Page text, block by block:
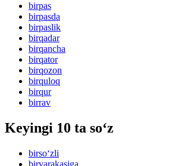
birpas
birpasda
birpaslik
birqadar
birqancha
birqator
birqozon
birquloq
birqur
birrav
Keyingi 10 ta so‘z
birso‘zli